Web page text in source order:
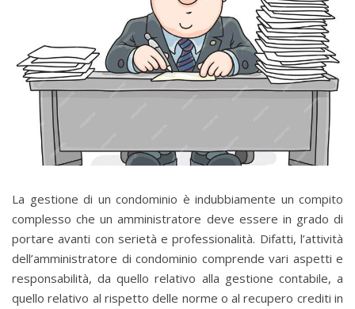
La gestione di un condominio è indubbiamente un compito
complesso che un amministratore deve essere in grado di
portare avanti con serietà e professionalità. Difatti, l’attività
dell’amministratore di condominio comprende vari aspetti e
responsabilità, da quello relativo alla gestione contabile, a
quello relativo al rispetto delle norme o al recupero crediti in